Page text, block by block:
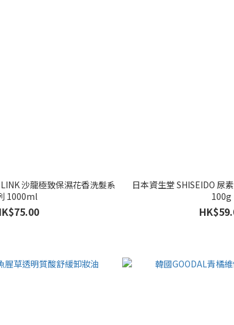
沙龍極致保濕花香洗髮系
1000ml
日本資生堂 SHISEIDO 尿
100g